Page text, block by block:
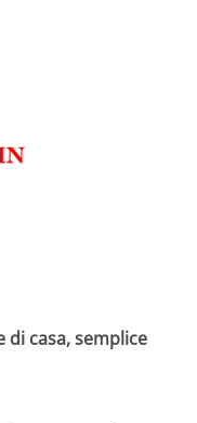
di casa, semplice